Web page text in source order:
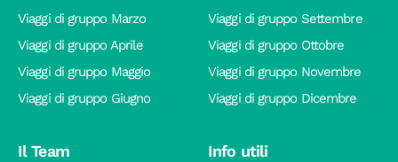
Viaggi di gruppo Marzo
Viaggi di gruppo Aprile
Viaggi di gruppo Maggio
Viaggi di gruppo Giugno
Viaggi di gruppo Settembre
Viaggi di gruppo Ottobre
Viaggi di gruppo Novembre
Viaggi di gruppo Dicembre
Il Team Info utili